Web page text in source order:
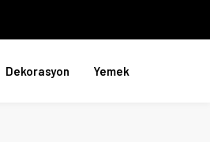
Dekorasyon Yemek